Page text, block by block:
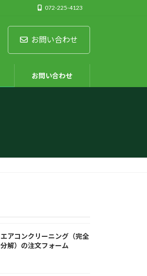
072-225-4123
お問い合わせ
お問い合わせ
エアコンクリーニング（完全
分解）の注文フォーム